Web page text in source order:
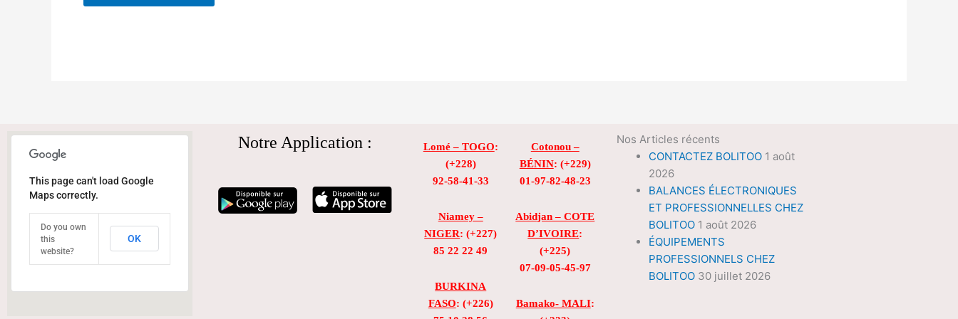
This page can't load Google
Maps correctly.
Do you own
this
website?
OK
Notre Application : Lomé – TOGO:
(+228)
92-58-41-33
Niamey –
NIGER: (+227)
85 22 22 49
BURKINA
FASO: (+226)
Cotonou –
BÉNIN: (+229)
01-97-82-48-23
Abidjan – COTE
D’IVOIRE:
(+225)
07-09-05-45-97
Bamako- MALI:
Nos Articles récents
CONTACTEZ BOLITOO 1 août
2026
BALANCES ÉLECTRONIQUES
ET PROFESSIONNELLES CHEZ
BOLITOO 1 août 2026
ÉQUIPEMENTS
PROFESSIONNELS CHEZ
BOLITOO 30 juillet 2026